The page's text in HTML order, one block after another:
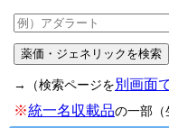
→（検索ページを別画面
※統一名収載品の一部（